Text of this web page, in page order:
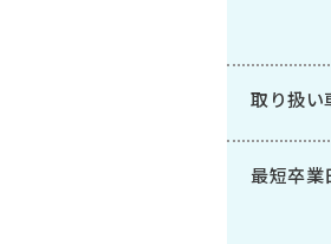
取り扱い
最短卒業